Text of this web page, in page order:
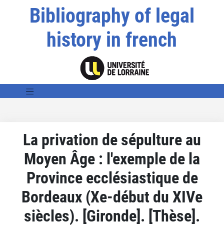
Bibliography of legal
history in french
La privation de sépulture au
Moyen Âge : l'exemple de la
Province ecclésiastique de
Bordeaux (Xe-début du XIVe
siècles). [Gironde]. [Thèse].